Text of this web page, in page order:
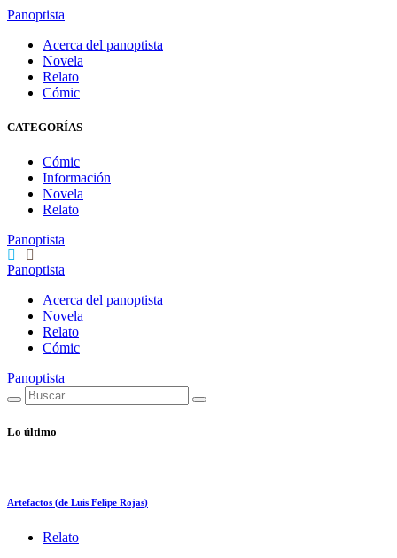
Panoptista
Acerca del panoptista
Novela
Relato
Cómic
CATEGORÍAS
Cómic
Información
Novela
Relato
Panoptista
Panoptista
Acerca del panoptista
Novela
Relato
Cómic
Panoptista
Lo último
Artefactos (de Luis Felipe Rojas)
Relato